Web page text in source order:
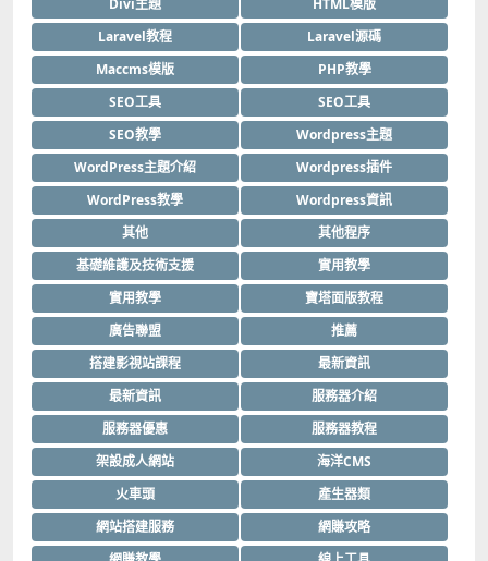
Divi主題
HTML模版
Laravel教程
Laravel源碼
Maccms模版
PHP教學
SEO工具
SEO工具
SEO教學
Wordpress主題
WordPress主題介紹
Wordpress插件
WordPress教學
Wordpress資訊
其他
其他程序
基礎維護及技術支援
實用教學
實用教學
寶塔面版教程
廣告聯盟
推薦
搭建影視站課程
最新資訊
最新資訊
服務器介紹
服務器優惠
服務器教程
架設成人網站
海洋CMS
火車頭
產生器類
網站搭建服務
網賺攻略